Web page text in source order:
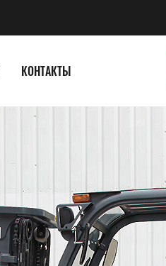
КОНТАКТЫ